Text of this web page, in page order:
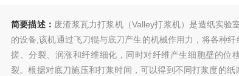
简要描述： 废渣浆瓦力打浆机（Valley打浆机）是造纸实验
的设备,该机通过飞刀辊与底刀产生的机械作用力，将各种
搓、分裂、润涨和纤维细化，同时对纤维产生细胞壁的位
裂。根据对底刀施压和打浆时间，可以得到不同打浆度的